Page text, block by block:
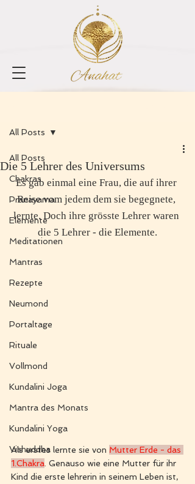
All Posts
Chakras
Pranayama
Elemente
Meditationen
Mantras
Rezepte
Neumond
Portaltage
Rituale
Vollmond
Kundalini Joga
Mantra des Monats
Kundalini Yoga
Vishuddha
All Posts
Die 5 Lehrer des Universums
Es gab einmal eine Frau, die auf ihrer
Reise vom jedem dem sie begegnete,
lernte. Doch ihre grösste Lehrer waren
die 5 Lehrer - die Elemente.
Als erstes lernte sie von Mutter Erde - das
1.Chakra . Genauso wie eine Mutter für ihr
Kind die erste lehrerin in seinem Leben ist,